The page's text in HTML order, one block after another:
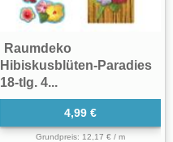
Raumdeko
Hibiskusblüten-Paradies
18-tlg. 4...
4,99 €
Grundpreis: 12,17 € / m